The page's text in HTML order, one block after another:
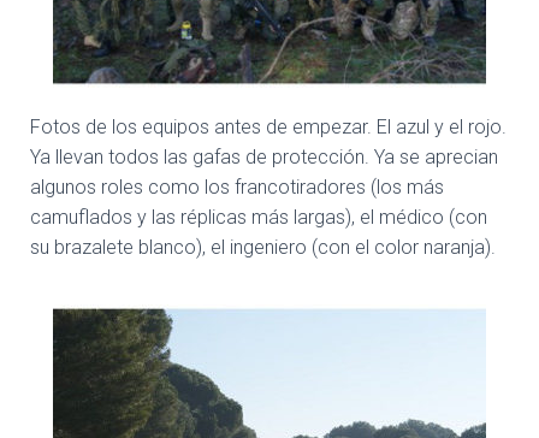
Fotos de los equipos antes de empezar. El azul y el rojo.
Ya llevan todos las gafas de protección. Ya se aprecian
algunos roles como los francotiradores (los más
camuflados y las réplicas más largas), el médico (con
su brazalete blanco), el ingeniero (con el color naranja).